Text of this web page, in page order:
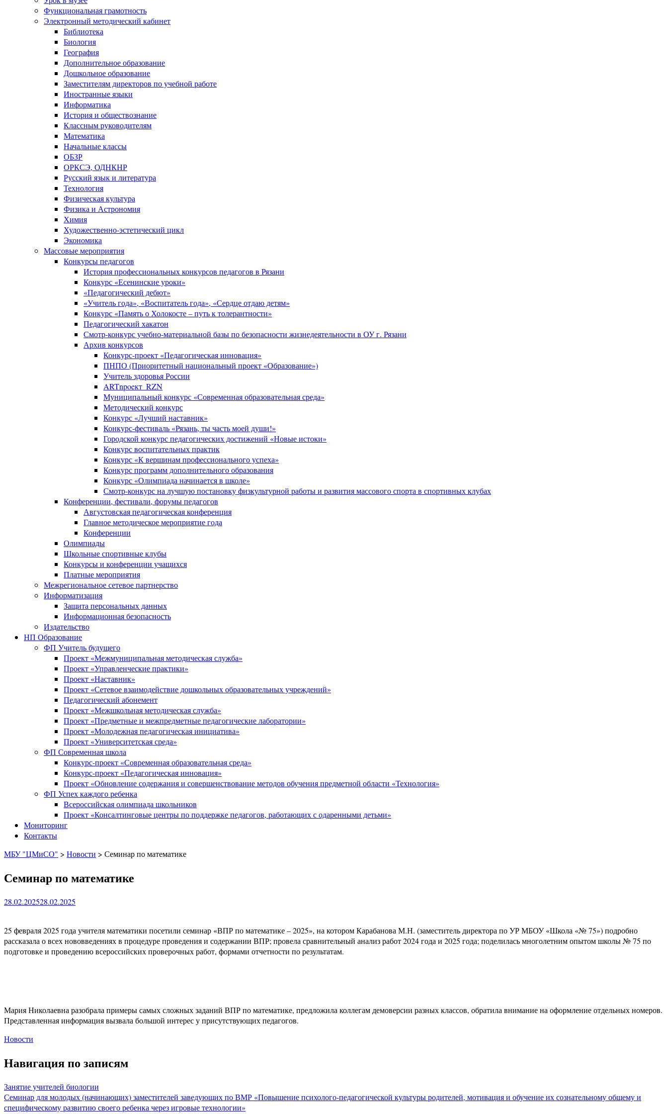
Функциональная грамотность
Электронный методический кабинет
Библиотека
Биология
География
Дополнительное образование
Дошкольное образование
Заместителям директоров по учебной работе
Иностранные языки
Информатика
История и обществознание
Классным руководителям
Математика
Начальные классы
ОБЗР
ОРКСЭ, ОДНКНР
Русский язык и литература
Технология
Физическая культура
Физика и Астрономия
Химия
Художественно-эстетический цикл
Экономика
Массовые мероприятия
Конкурсы педагогов
История профессиональных конкурсов педагогов в Рязани
Конкурс «Есенинские уроки»
«Педагогический дебют»
«Учитель года», «Воспитатель года», «Сердце отдаю детям»
Конкурс «Память о Холокосте – путь к толерантности»
Педагогический хакатон
Смотр-конкурс учебно-материальной базы по безопасности жизнедеятельности в ОУ г. Рязани
Архив конкурсов
Конкурс-проект «Педагогическая инновация»
ПНПО (Приоритетный национальный проект «Образование»)
Учитель здоровья России
ARTnpoeкт_RZN
Муниципальный конкурс «Современная образовательная среда»
Методический конкурс
Конкурс «Лучший наставник»
Конкурс-фестиваль «Рязань, ты часть моей души!»
Городской конкурс педагогических достижений «Новые истоки»
Конкурс воспитательных практик
Конкурс «К вершинам профессионального успеха»
Конкурс программ дополнительного образования
Конкурс «Олимпиада начинается в школе»
Смотр-конкурс на лучшую постановку физкультурной работы и развития массового спорта в спортивных клубах
Конференции, фестивали, форумы педагогов
Августовская педагогическая конференция
Главное методическое мероприятие года
Конференции
Олимпиады
Школьные спортивные клубы
Конкурсы и конференции учащихся
Платные мероприятия
Межрегиональное сетевое партнерство
Информатизация
Защита персональных данных
Информационная безопасность
Издательство
НП Образование
ФП Учитель будущего
Проект «Межмуниципальная методическая служба»
Проект «Управленческие практики»
Проект «Наставник»
Проект «Сетевое взаимодействие дошкольных образовательных учреждений»
Педагогический абонемент
Проект «Межшкольная методическая служба»
Проект «Предметные и межпредметные педагогические лаборатории»
Проект «Молодежная педагогическая инициатива»
Проект «Университетская среда»
ФП Современная школа
Конкурс-проект «Современная образовательная среда»
Конкурс-проект «Педагогическая инновация»
Проект «Обновление содержания и совершенствование методов обучения предметной области «Технология»
ФП Успех каждого ребенка
Всероссийская олимпиада школьников
Проект «Консалтинговые центры по поддержке педагогов, работающих с одаренными детьми»
Мониторинг
Контакты
МБУ "ЦМиСО" > Новости > Семинар по математике
Семинар по математике
28.02.202528.02.2025
25 февраля 2025 года учителя математики посетили семинар «ВПР по математике – 2025», на котором Карабанова М.Н. (заместитель директора по УР МБОУ «Школа «№ 75») подробно
рассказала о всех нововведениях в процедуре проведения и содержании ВПР; провела сравнительный анализ работ 2024 года и 2025 года; поделилась многолетним опытом школы № 75 по
подготовке и проведению всероссийских проверочных работ, формами отчетности по результатам.
Мария Николаевна разобрала примеры самых сложных заданий ВПР по математике, предложила коллегам демоверсии разных классов, обратила внимание на оформление отдельных номеров.
Представленная информация вызвала большой интерес у присутствующих педагогов.
Новости
Навигация по записям
Занятие учителей биологии
Семинар для молодых (начинающих) заместителей заведующих по ВМР «Повышение психолого-педагогической культуры родителей, мотивация и обучение их сознательному общему и
специфическому развитию своего ребенка через игровые технологии»